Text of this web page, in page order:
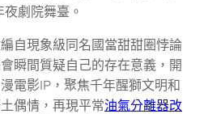
劇院舞臺。
自現象級同名國當甜甜圈悖論
瞬間質疑自己的存在意義，開
電影IP，聚焦千年醒獅文明和
偶情，再現平常油氣分離器改